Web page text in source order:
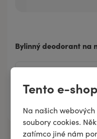
Tento e-
Na našich
soubory cookies.
zatímco jiné nám
Bylinný deodorant na